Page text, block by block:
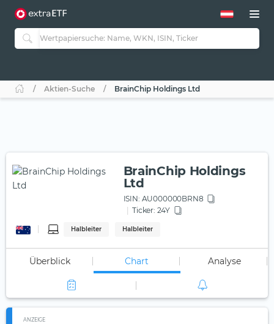
Aktien-Suche BrainChip Holdings Ltd
BrainChip Holdings
Ltd
ISIN: AU000000BRN8
Ticker: 24Y
Halbleiter Halbleiter
Überblick Chart Analyse
ANZEIGE